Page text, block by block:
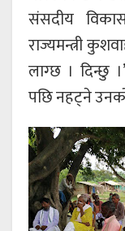
संसदीय
राज्यमन्त्री
लाग्छ । दिन्छु
पछि नहट्ने